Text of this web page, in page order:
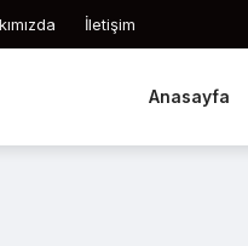
İletişim
Anasayfa